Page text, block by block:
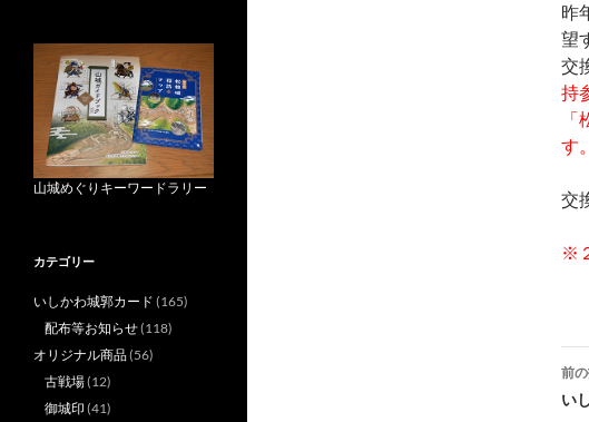
昨
望
交
持
す。
交
※
投
稿
前
い
山城めぐりキーワードラリー
カテゴリー
いしかわ城郭カード (165)
配布等お知らせ(118)
オリジナル商品(56)
古戦場(12)
御城印 (41)